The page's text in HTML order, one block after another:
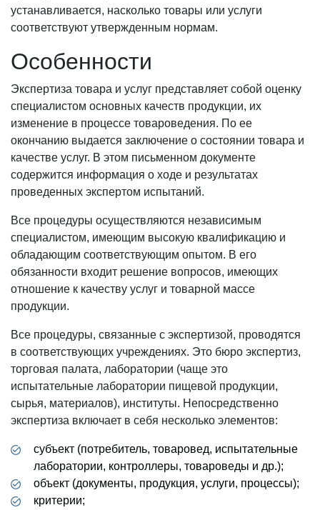
устанавливается, насколько товары или услуги
соответствуют утвержденным нормам.
Особенности
Экспертиза товара и услуг представляет собой оценку
специалистом основных качеств продукции, их
изменение в процессе товароведения. По ее
окончанию выдается заключение о состоянии товара и
качестве услуг. В этом письменном документе
содержится информация о ходе и результатах
проведенных экспертом испытаний.
Все процедуры осуществляются независимым
специалистом, имеющим высокую квалификацию и
обладающим соответствующим опытом. В его
обязанности входит решение вопросов, имеющих
отношение к качеству услуг и товарной массе
продукции.
Все процедуры, связанные с экспертизой, проводятся
в соответствующих учреждениях. Это бюро экспертиз,
торговая палата, лаборатории (чаще это
испытательные лаборатории пищевой продукции,
сырья, материалов), институты. Непосредственно
экспертиза включает в себя несколько элементов:
субъект (потребитель, товаровед, испытательные
лаборатории, контроллеры, товароведы и др.);
объект (документы, продукция, услуги, процессы);
критерии;